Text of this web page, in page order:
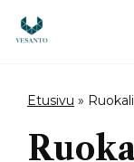
sisältöön
Etusivu »